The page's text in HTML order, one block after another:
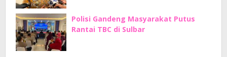
Polisi Gandeng Masyarakat Putus
Rantai TBC di Sulbar